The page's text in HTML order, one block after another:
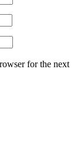
for the next